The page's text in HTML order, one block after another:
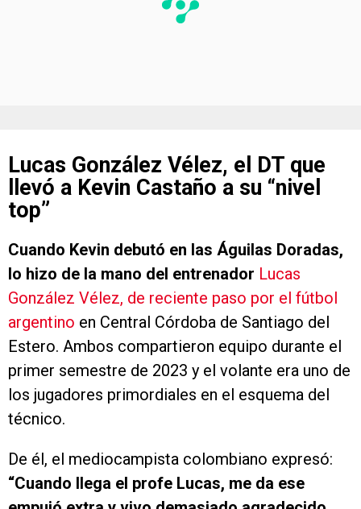
Lucas González Vélez, el DT que
llevó a Kevin Castaño a su “nivel
top”
Cuando Kevin debutó en las Águilas Doradas,
lo hizo de la mano del entrenador Lucas
González Vélez, de reciente paso por el fútbol
argentino en Central Córdoba de Santiago del
Estero. Ambos compartieron equipo durante el
primer semestre de 2023 y el volante era uno de
los jugadores primordiales en el esquema del
técnico.
De él, el mediocampista colombiano expresó:
“Cuando llega el profe Lucas, me da ese